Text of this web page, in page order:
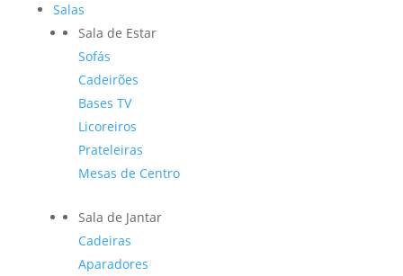
Salas
Sala de Estar
Sofás
Cadeirões
Bases TV
Licoreiros
Prateleiras
Mesas de Centro
Sala de Jantar
Cadeiras
Aparadores